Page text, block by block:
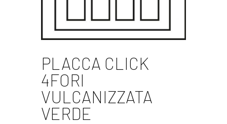
PLACCA CLICK
4FORI
VULCANIZZATA
VERDE